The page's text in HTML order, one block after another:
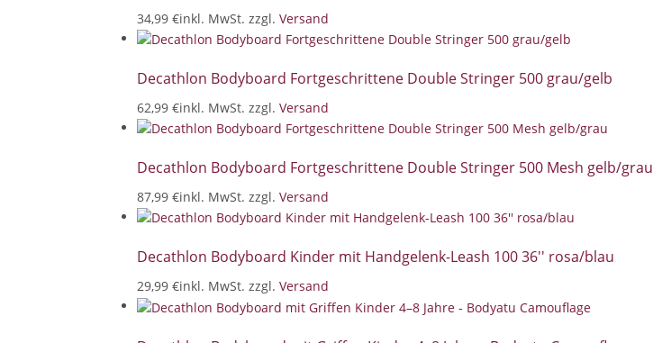
34,99 €inkl. MwSt. zzgl. Versand
Decathlon Bodyboard Fortgeschrittene Double Stringer 500 grau/gelb
62,99 €inkl. MwSt. zzgl. Versand
Decathlon Bodyboard Fortgeschrittene Double Stringer 500 Mesh gelb/grau
87,99 €inkl. MwSt. zzgl. Versand
Decathlon Bodyboard Kinder mit Handgelenk-Leash 100 36'' rosa/blau
29,99 €inkl. MwSt. zzgl. Versand